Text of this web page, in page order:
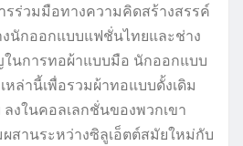
รร่วมมือทางความคิดสร้างสรรค์
นักออกแบบแฟชั่นไทยและช่าง
นการทอผ้าแบบมือ นักออกแบบ
ล่านี้เพื่อรวมผ้าทอแบบดั้งเดิม
งในคอลเลกชั่นของพวกเขา
สานระหว่างซิลูเอ็ตต์สมัยใหม่กับ